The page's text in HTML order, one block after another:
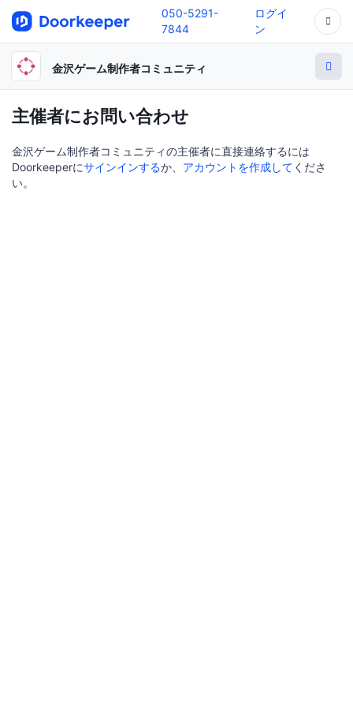
050-5291-
7844
ログイ
ン
金沢ゲーム制作者コミュニティ
主催者にお問い合わせ
金沢ゲーム制作者コミュニティの主催者に直接連絡するには
Doorkeeperにサインインするか、 アカウントを作成して くださ
い。